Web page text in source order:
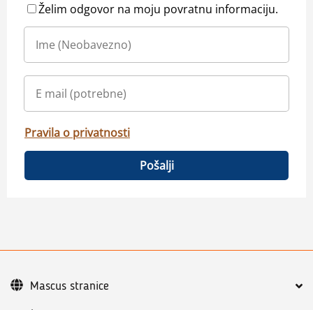
Želim odgovor na moju povratnu informaciju.
Pravila o privatnosti
Pošalji
Mascus stranice